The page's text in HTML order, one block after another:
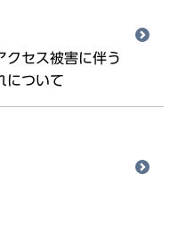
クセス被害に伴う
について